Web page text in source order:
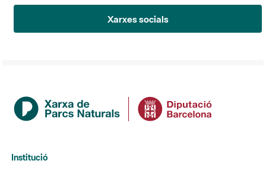
Xarxes socials
Institució